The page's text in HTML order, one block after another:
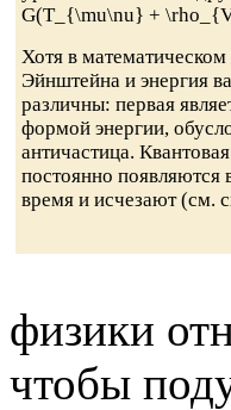
G(T_{\mu\nu} +
Хотя в
Эйнштейна и энергия
различны: первая
формой энергии,
античастица.
постоянно появляются
время и исчезают (см.
физики
чтобы